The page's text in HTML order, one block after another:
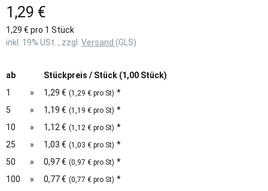
1,29 €
1,29 € pro 1 Stück
inkl. 19% USt. , zzgl. Versand (GLS)
ab
Stückpreis / Stück (1,00 Stück)
1
» 1,29 € (1,29 € pro St) *
5
» 1,19 € (1,19 € pro St) *
10
» 1,12 € (1,12 € pro St) *
25
» 1,03 € (1,03 € pro St) *
50
» 0,97 € (0,97 € pro St) *
100
» 0,77 € (0,77 € pro St) *